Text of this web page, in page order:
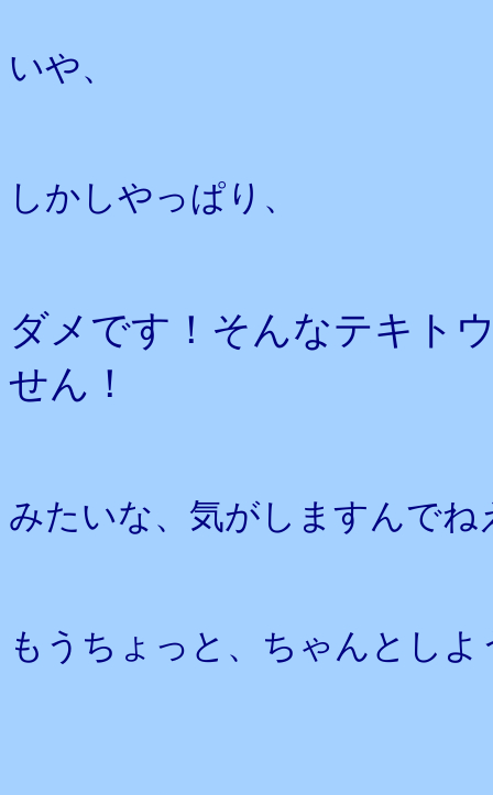
いや、
しかしやっぱり、
ダメです！そんなテキト
せん！
みたいな、気がしますんでね
もうちょっと、ちゃんとしよ